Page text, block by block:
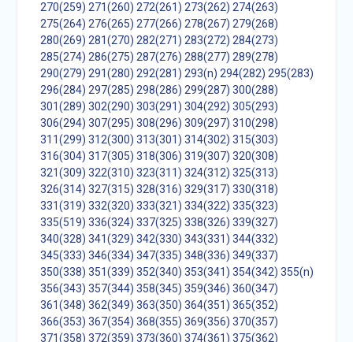
270(259) 271(260) 272(261) 273(262) 274(263)
275(264) 276(265) 277(266) 278(267) 279(268)
280(269) 281(270) 282(271) 283(272) 284(273)
285(274) 286(275) 287(276) 288(277) 289(278)
290(279) 291(280) 292(281) 293(n) 294(282) 295(283)
296(284) 297(285) 298(286) 299(287) 300(288)
301(289) 302(290) 303(291) 304(292) 305(293)
306(294) 307(295) 308(296) 309(297) 310(298)
311(299) 312(300) 313(301) 314(302) 315(303)
316(304) 317(305) 318(306) 319(307) 320(308)
321(309) 322(310) 323(311) 324(312) 325(313)
326(314) 327(315) 328(316) 329(317) 330(318)
331(319) 332(320) 333(321) 334(322) 335(323)
335(519) 336(324) 337(325) 338(326) 339(327)
340(328) 341(329) 342(330) 343(331) 344(332)
345(333) 346(334) 347(335) 348(336) 349(337)
350(338) 351(339) 352(340) 353(341) 354(342) 355(n)
356(343) 357(344) 358(345) 359(346) 360(347)
361(348) 362(349) 363(350) 364(351) 365(352)
366(353) 367(354) 368(355) 369(356) 370(357)
371(358) 372(359) 373(360) 374(361) 375(362)